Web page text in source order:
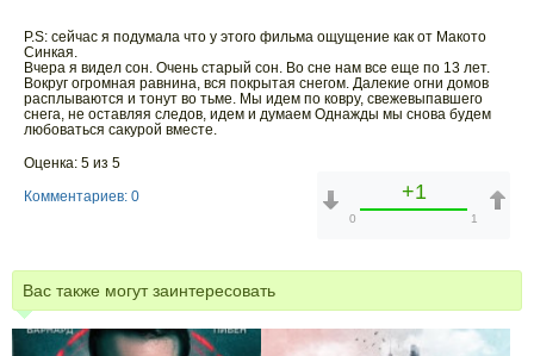
P.S: сейчас я подумала что у этого фильма ощущение как от Макото
Синкая.
Вчера я видел сон. Очень старый сон. Во сне нам все еще по 13 лет.
Вокруг огромная равнина, вся покрытая снегом. Далекие огни домов
расплываются и тонут во тьме. Мы идем по ковру, свежевыпавшего
снега, не оставляя следов, идем и думаем Однажды мы снова будем
любоваться сакурой вместе.
Оценка: 5 из 5
Комментариев: 0
+1
0 1
Вас также могут заинтересовать